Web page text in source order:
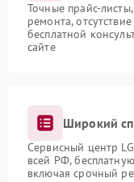
Точные прайс-
ремонта,
бесплатной
сайте
Широкий
Сервисный центр
всей РФ,
включая срочный